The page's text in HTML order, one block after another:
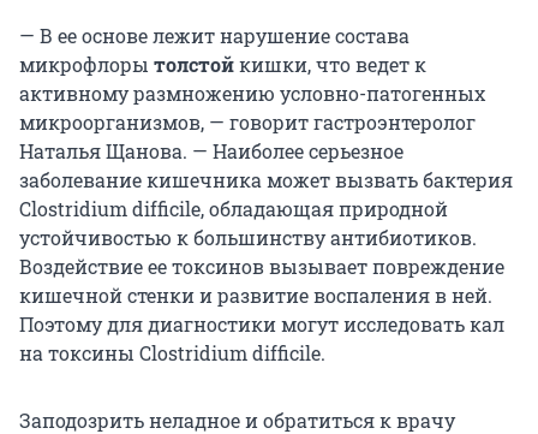
— В ее основе лежит нарушение состава
микрофлоры толстойкишки, что ведет к
активному размножению условно-патогенных
микроорганизмов, — говорит гастроэнтеролог
Наталья Щанова. — Наиболее серьезное
заболевание кишечника может вызвать бактерия
Clostridium difficile, обладающая природной
устойчивостью к большинству антибиотиков.
Воздействие ее токсинов вызывает повреждение
кишечной стенки и развитие воспаления в ней.
Поэтому для диагностики могут исследовать кал
на токсины Clostridium difficile.
Заподозрить неладное и обратиться к врачу